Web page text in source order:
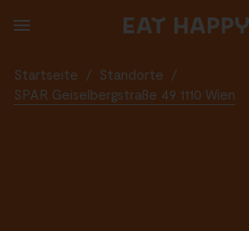
TO
Startseite / Standorte
/
SPAR Geiselbergstraße 49 1110 Wien